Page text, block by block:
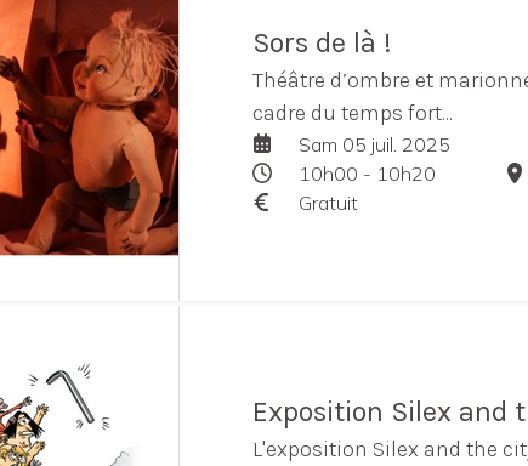
Sors de là !
Théâtre d’ombre et
cadre du temps fort...
Sam 05 juil. 2025
10h00 - 10h20
Gratuit
Exposition Silex and
L'exposition Silex and the